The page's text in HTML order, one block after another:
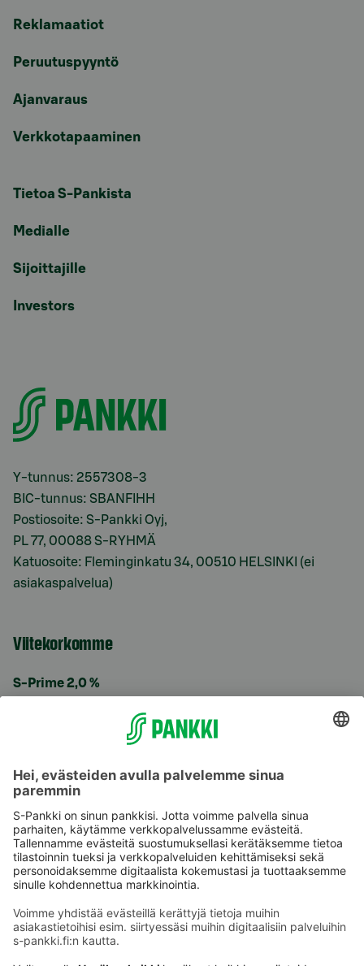
Reklamaatiot
Peruutuspyyntö
Ajanvaraus
Verkkotapaaminen
Tietoa S-Pankista
Medialle
Sijoittajille
Investors
Y-tunnus: 2557308-3
BIC-tunnus: SBANFIHH
Postiosoite: S-Pankki Oyj,
PL 77, 00088 S-RYHMÄ
Katuosoite: Fleminginkatu 34, 00510 HELSINKI (ei
asiakaspalvelua)
Viitekorkomme
S-Prime 2,0 %
Käyttöehdot
Saavutettavuusseloste